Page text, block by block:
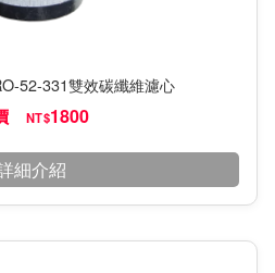
52-331雙效碳纖維濾心
NT$1800
細介紹